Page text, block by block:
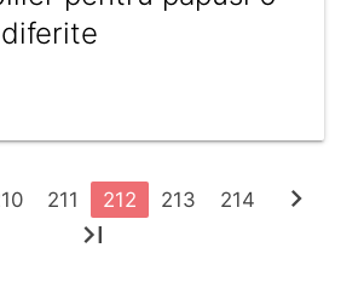
211 212 213 214
chevron_right
last_page